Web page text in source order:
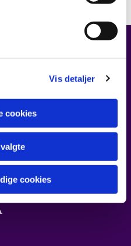
Vis detaljer
cookies
cookies